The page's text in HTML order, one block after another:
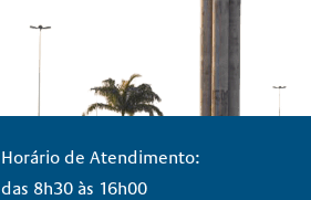
Horário de Atendimento:
das 8h30 às 16h00